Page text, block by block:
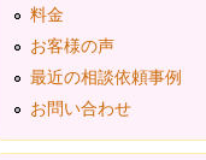
料金
お客様の声
最近の相談依頼事例
お問い合わせ